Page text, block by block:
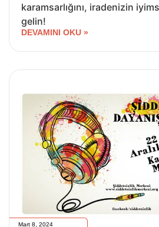
karamsarlığını, iradenizin
gelin!
DEVAMINI OKU »
Mart 8, 2024